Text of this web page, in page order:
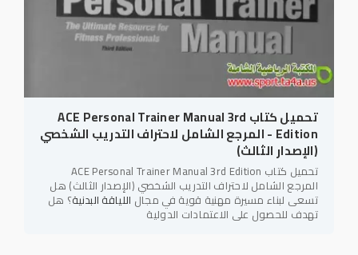
تحميل كتاب ACE Personal Trainer Manual 3rd
Edition - المرجع الشامل لاحتراف التدريب الشخصي
(الإصدار الثالث)
تحميل كتاب ACE Personal Trainer Manual 3rd Edition
المرجع الشامل لاحتراف التدريب الشخصي (الإصدار الثالث) هل
تسعى لبناء مسيرة مهنية قوية في مجال اللياقة البدنية؟ هل
تهدف للحصول على الاعتمادات الدولية